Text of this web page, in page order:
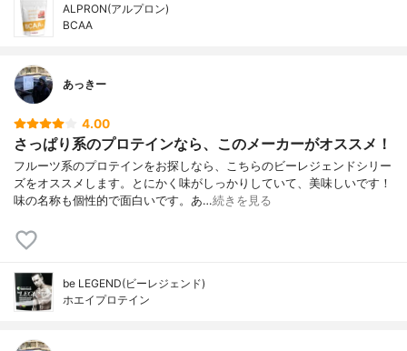
ALPRON(アルプロン)
BCAA
あっきー
4.00
さっぱり系のプロテインなら、このメーカーがオススメ！
フルーツ系のプロテインをお探しなら、こちらのビーレジェンドシリー
ズをオススメします。とにかく味がしっかりしていて、美味しいです！
味の名称も個性的で面白いです。あ…続きを見る
be LEGEND(ビーレジェンド)
ホエイプロテイン